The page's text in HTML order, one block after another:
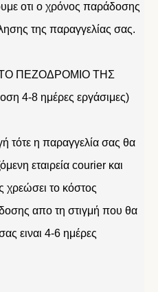
οτι ο χρόνος παράδοσης
της παραγγελίας σας.
ΠΕΖΟΔΡΟΜΙΟ ΤΗΣ
4-8 ημέρες εργάσιμες)
τότε η παραγγελία σας θα
εταιρεία courier και
χρεώσει το κόστος
απο τη στιγμή που θα
ειναι 4-6 ημέρες